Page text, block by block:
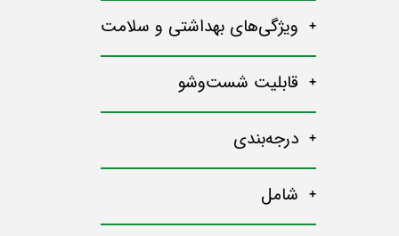
ویژگی‌های بهداشتی و سلامت
قابلیت شست‌وشو
درجه‌بندی
شامل